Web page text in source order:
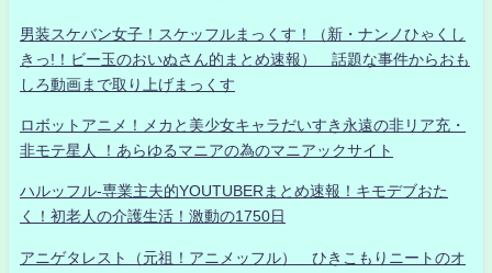
男装スケバン女子！スケッフルまっくす！（新・ナンノひゃくし
きっ!！ビー玉のおいぬさん的まとめ速報） 話題な事件からおも
しろ動画まで取り上げまっくす
ロボットアニメ！メカと美少女キャラだいすき永遠の非リア充・
非モテ星人 ！あらゆるマニアの為のマニアックサイト
ハルッフル-専業主夫的YOUTUBERまとめ速報！キモデブおた
く！初老人の介護生活！激動の1750日
アニゲタレスト（元祖！アニメッフル） ひきこもりニートのオ